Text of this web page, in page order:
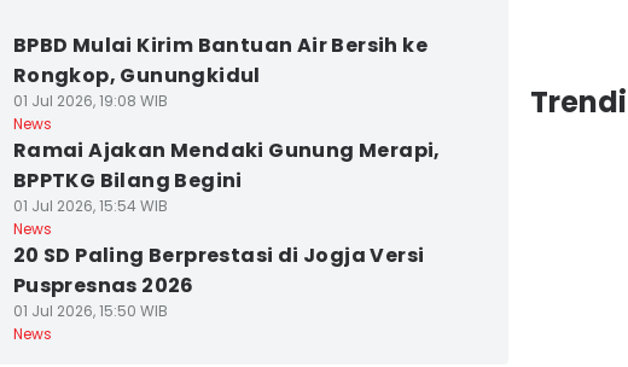
BPBD Mulai Kirim Bantuan Air Bersih ke
Rongkop, Gunungkidul
01 Jul 2026, 19:08 WIB
News
Ramai Ajakan Mendaki Gunung Merapi,
BPPTKG Bilang Begini
01 Jul 2026, 15:54 WIB
News
20 SD Paling Berprestasi di Jogja Versi
Puspresnas 2026
01 Jul 2026, 15:50 WIB
News